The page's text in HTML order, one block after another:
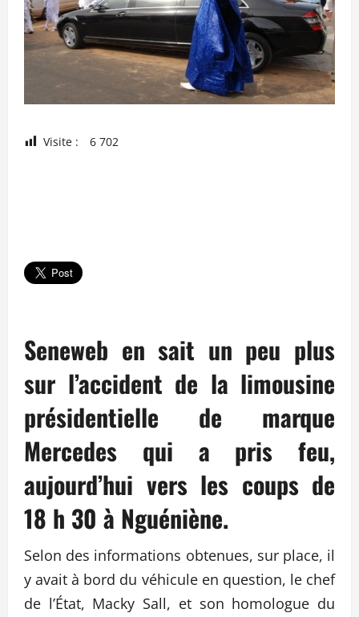
Visite : 6 702
Seneweb en sait un peu plus
sur l’accident de la limousine
présidentielle de marque
Mercedes qui a pris feu,
aujourd’hui vers les coups de
18 h 30 à Nguéniène.
Selon des informations obtenues, sur place, il
y avait à bord du véhicule en question, le chef
de l’État, Macky Sall, et son homologue du